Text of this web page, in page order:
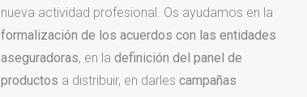
nueva actividad profesional. Os ayudamos en la
formalización de los acuerdos con las entidades
aseguradoras, en la definición del panel de
productos a distribuir, en darles campañas